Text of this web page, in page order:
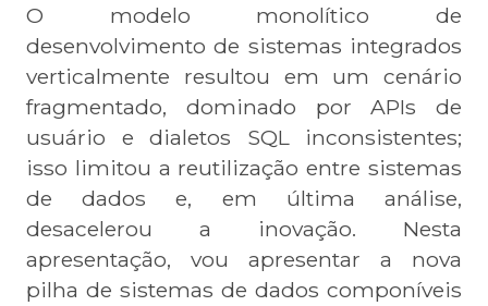
O modelo monolítico de
desenvolvimento de sistemas integrados
verticalmente resultou em um cenário
fragmentado, dominado por APIs de
usuário e dialetos SQL inconsistentes;
isso limitou a reutilização entre sistemas
de dados e, em última análise,
desacelerou a inovação. Nesta
apresentação, vou apresentar a nova
pilha de sistemas de dados componíveis